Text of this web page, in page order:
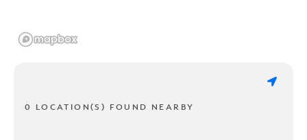
0 LOCATION(S) FOUND NEARBY